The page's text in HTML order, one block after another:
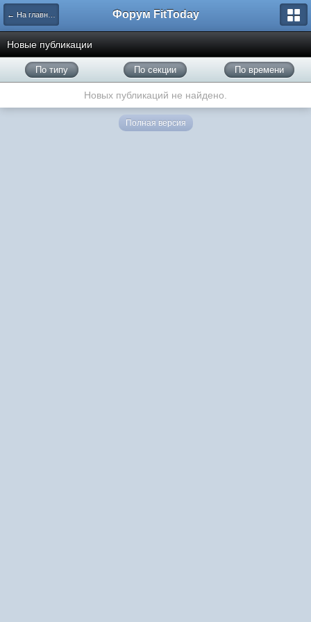
← На главную Форум FitToday
Новые публикации
По типу По секции По времени
Новых публикаций не найдено.
Полная версия